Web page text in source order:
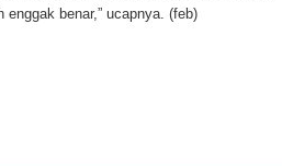
benar,” ucapnya. (feb)